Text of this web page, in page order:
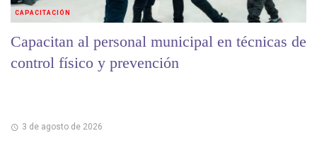
Capacitan al personal municipal en técnicas de
control físico y prevención
3 de agosto de 2026
CAPACITACIÓN